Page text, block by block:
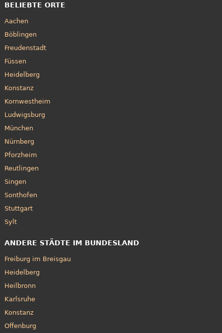
BELIEBTE ORTE
Aachen
Böblingen
Freudenstadt
Füssen
Heidelberg
Konstanz
Kornwestheim
Ludwigsburg
München
Nürnberg
Pforzheim
Reutlingen
Singen
Sonthofen
Stuttgart
Sylt
ANDERE STÄDTE IM BUNDESLAND
Freiburg im Breisgau
Heidelberg
Heilbronn
Karlsruhe
Konstanz
Offenburg